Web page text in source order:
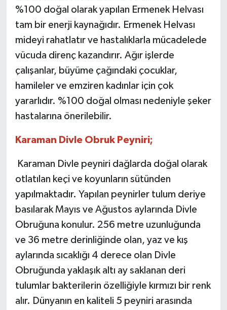
%100 doğal olarak yapılan Ermenek Helvası
tam bir enerji kaynağıdır. Ermenek Helvası
mideyi rahatlatır ve hastalıklarla mücadelede
vücuda direnç kazandırır. Ağır işlerde
çalışanlar, büyüme çağındaki çocuklar,
hamileler ve emziren kadınlar için çok
yararlıdır. %100 doğal olması nedeniyle şeker
hastalarına önerilebilir.
Karaman Divle Obruk Peyniri;
Karaman Divle peyniri dağlarda doğal olarak
otlatılan keçi ve koyunların sütünden
yapılmaktadır. Yapılan peynirler tulum deriye
basılarak Mayıs ve Ağustos aylarında Divle
Obruğuna konulur. 256 metre uzunluğunda
ve 36 metre derinliğinde olan, yaz ve kış
aylarında sıcaklığı 4 derece olan Divle
Obruğunda yaklaşık altı ay saklanan deri
tulumlar bakterilerin özelliğiyle kırmızı bir renk
alır. Dünyanın en kaliteli 5 peyniri arasında